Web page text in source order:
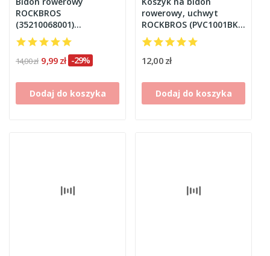
ROCKBROS
(35210068001)
transparentny 600 ml
14,00 zł 9,99 zł -29%
Dodaj do koszyka
rowerowy, uchwyt
ROCKBROS (PVC1001BK)
czarny
12,00 zł
Dodaj do koszyka